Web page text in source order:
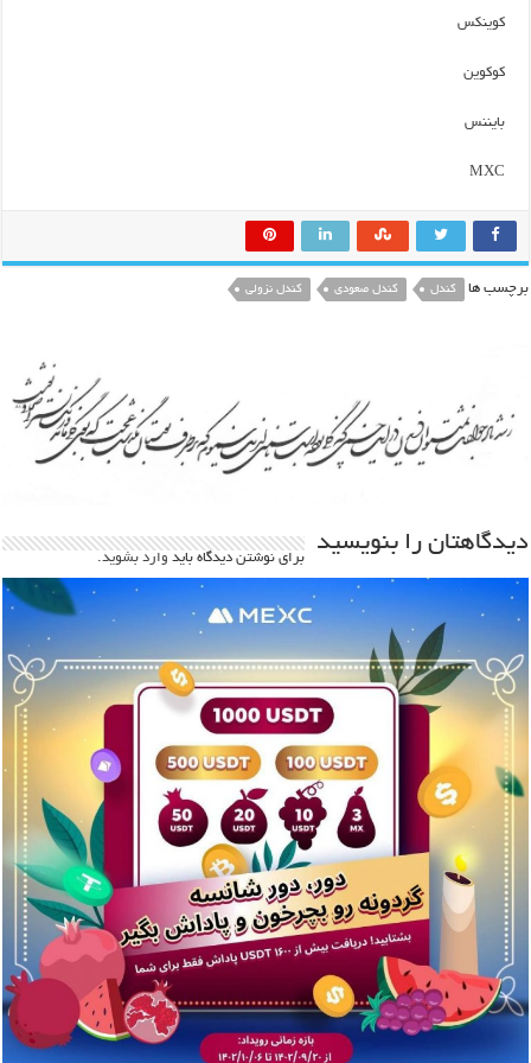
کوینکس
کوکوین
بایننس
MXC
برچسب ها کندل کندل صعودی کندل نزولی
دیدگاهتان را بنویسید
برای نوشتن دیدگاه باید وارد بشوید.